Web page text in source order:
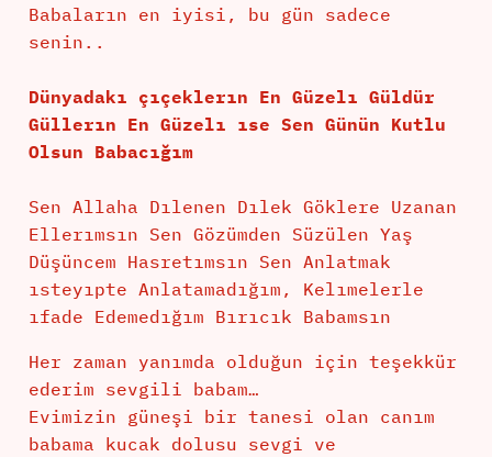
Babaların en iyisi, bu gün sadece
senin..
Dünyadakı çıçeklerın En Güzelı Güldür
Güllerın En Güzelı ıse Sen Günün Kutlu
Olsun Babacığım
Sen Allaha Dılenen Dılek Göklere Uzanan
Ellerımsın Sen Gözümden Süzülen Yaş
Düşüncem Hasretımsın Sen Anlatmak
ısteyıpte Anlatamadığım, Kelımelerle
ıfade Edemedığım Bırıcık Babamsın
Her zaman yanımda olduğun için teşekkür
ederim sevgili babam…
Evimizin güneşi bir tanesi olan canım
babama kucak dolusu sevgi ve